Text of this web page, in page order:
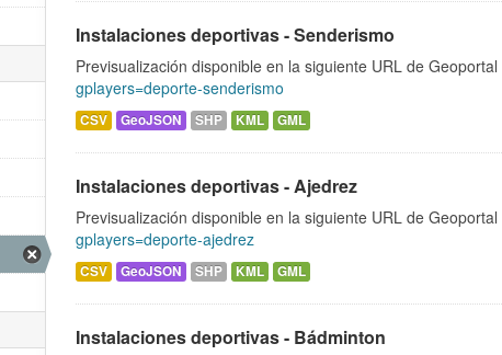
Instalaciones deportivas - Senderismo
Previsualización disponible en la siguiente URL de Geoportal
gplayers=deporte-senderismo
CSV GeoJSON SHP KML GML
Instalaciones deportivas - Ajedrez
Previsualización disponible en la siguiente URL de Geoportal
gplayers=deporte-ajedrez
CSV GeoJSON SHP KML GML
Instalaciones deportivas - Bádminton